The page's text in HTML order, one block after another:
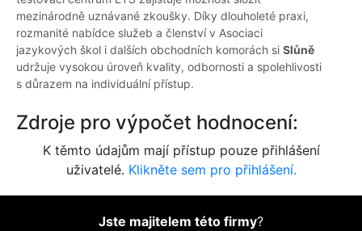
mezinárodně uznávané zkoušky. Díky dlouholeté praxi,
rozmanité nabídce služeb a členství v Asociaci
jazykových škol i dalších obchodních komorách si Slůně
udržuje vysokou úroveň kvality, odbornosti a spolehlivosti
s důrazem na individuální přístup.
Zdroje pro výpočet hodnocení:
K těmto údajům mají přístup pouze přihlášení
uživatelé. Klikněte sem pro přihlášení.
Jste majitelem této firmy?